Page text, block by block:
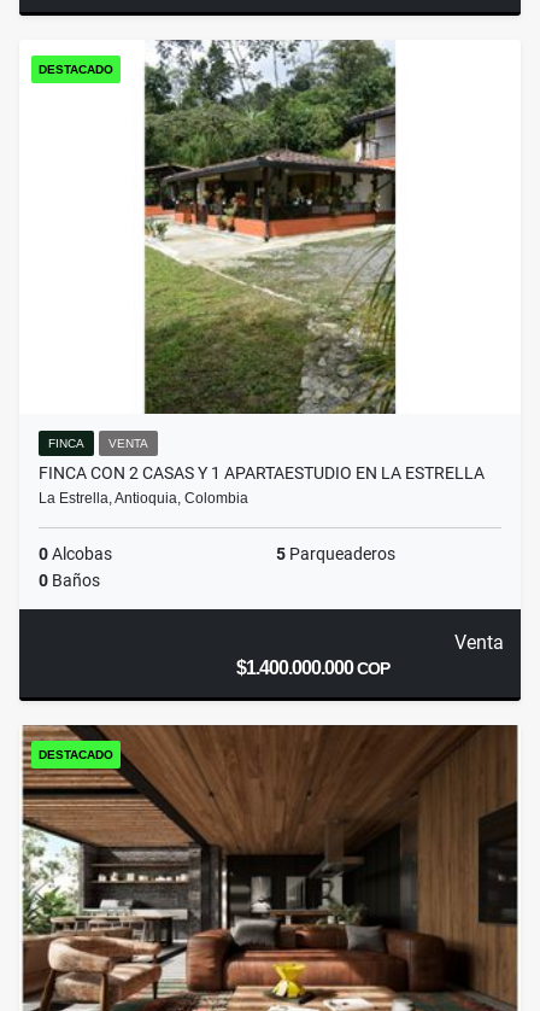
DESTACADO
FINCA VENTA
FINCA CON 2 CASAS Y 1 APARTAESTUDIO EN LA ESTRELLA
La Estrella, Antioquia, Colombia
0Alcobas 5 Parqueaderos
0 Baños
Venta
$1.400.000.000COP
DESTACADO